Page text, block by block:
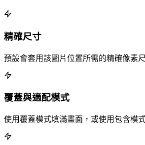
精確尺寸
預設會套用該圖片位置所需的精確像素
覆蓋與適配模式
使用覆蓋模式填滿畫面，或使用包含模